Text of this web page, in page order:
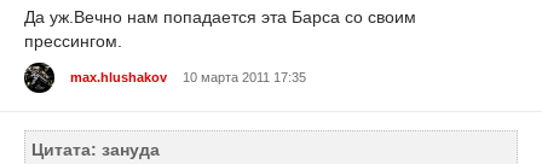
Да уж.Вечно нам попадается эта Барса со своим
прессингом.
max.hlushakov 10 марта 2011 17:35
Цитата: зануда